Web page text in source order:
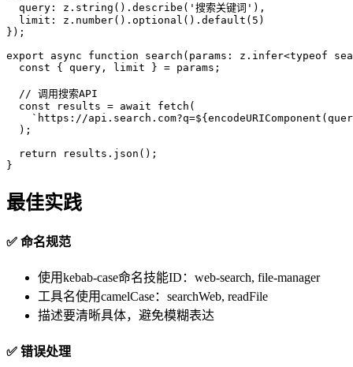
  query: z.string().describe('搜索关键词'),
  limit: z.number().optional().default(5)
});
export async function search(params: z.infer<typeof
  const { query, limit } = params;
  // 调用搜索API
  const results = await fetch(
`https://
  );
  return results.json();
}
最佳实践
✅ 命名规范
使用kebab-case命名技能ID：web-search, file-manager
工具名使用camelCase：searchWeb, readFile
描述要清晰具体，避免模糊表达
✅ 错误处理